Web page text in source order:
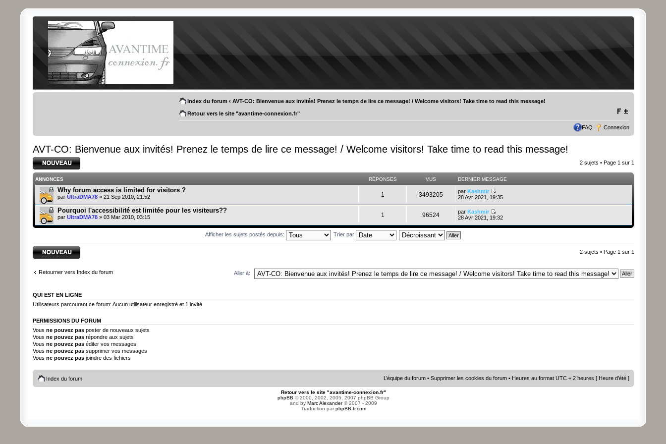
Index du forum ‹ AVT-CO: Bienvenue aux invités! Prenez le temps de lire ce message! / Welcome visitors! Take time to read this message!
Retour vers le site "avantime-connexion.fr"
FAQ Connexion
AVT-CO: Bienvenue aux invités! Prenez le temps de lire ce message! / Welcome visitors! Take time to read this message!
Écrire un nouveau
sujet
2 sujets • Page 1 sur 1
ANNONCES RÉPONSES VUS DERNIER MESSAGE
Why forum access is limited for visitors ?
par UltraDMA78» 21 Sep 2010, 21:52 1 3493205 par Kashmir
28 Avr 2021, 19:35
Pourquoi l'accessibilité est limitée pour les visiteurs??
par UltraDMA78» 03 Mar 2010, 03:15 1 96524 par Kashmir
28 Avr 2021, 19:32
Afficher les sujets postés depuis: Trier par
Écrire un nouveau
sujet
2 sujets • Page 1 sur 1
Retourner vers Index du forum Aller à:
QUI EST EN LIGNE
Utilisateurs parcourant ce forum: Aucun utilisateur enregistré et 1 invité
PERMISSIONS DU FORUM
Vous ne pouvez pasposter de nouveaux sujets
Vous ne pouvez pasrépondre aux sujets
Vous ne pouvez paséditer vos messages
Vous ne pouvez passupprimer vos messages
Vous ne pouvez pasjoindre des fichiers
Index du forum L’équipe du forum •Supprimer les cookies du forum • Heures au format UTC + 2 heures [ Heure d’été ]
Retour vers le site "avantime-connexion.fr"
phpBB © 2000, 2002, 2005, 2007 phpBB Group
and by Marc Alexander© 2007 - 2009
Traduction parphpBB-fr.com